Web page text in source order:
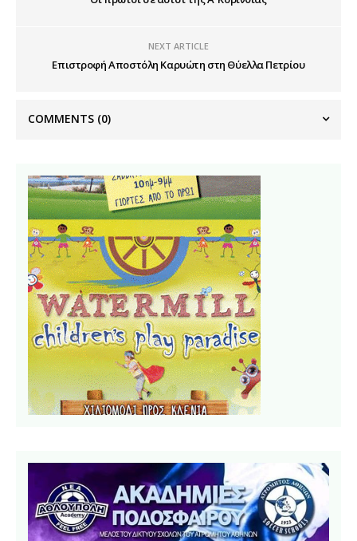
NEXT ARTICLE
Επιστροφή Αποστόλη Καρυώτη στη Θύελλα Πετρίου
COMMENTS (0)